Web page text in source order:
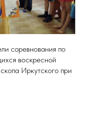
соревнования по
воскресной
Иркутского при